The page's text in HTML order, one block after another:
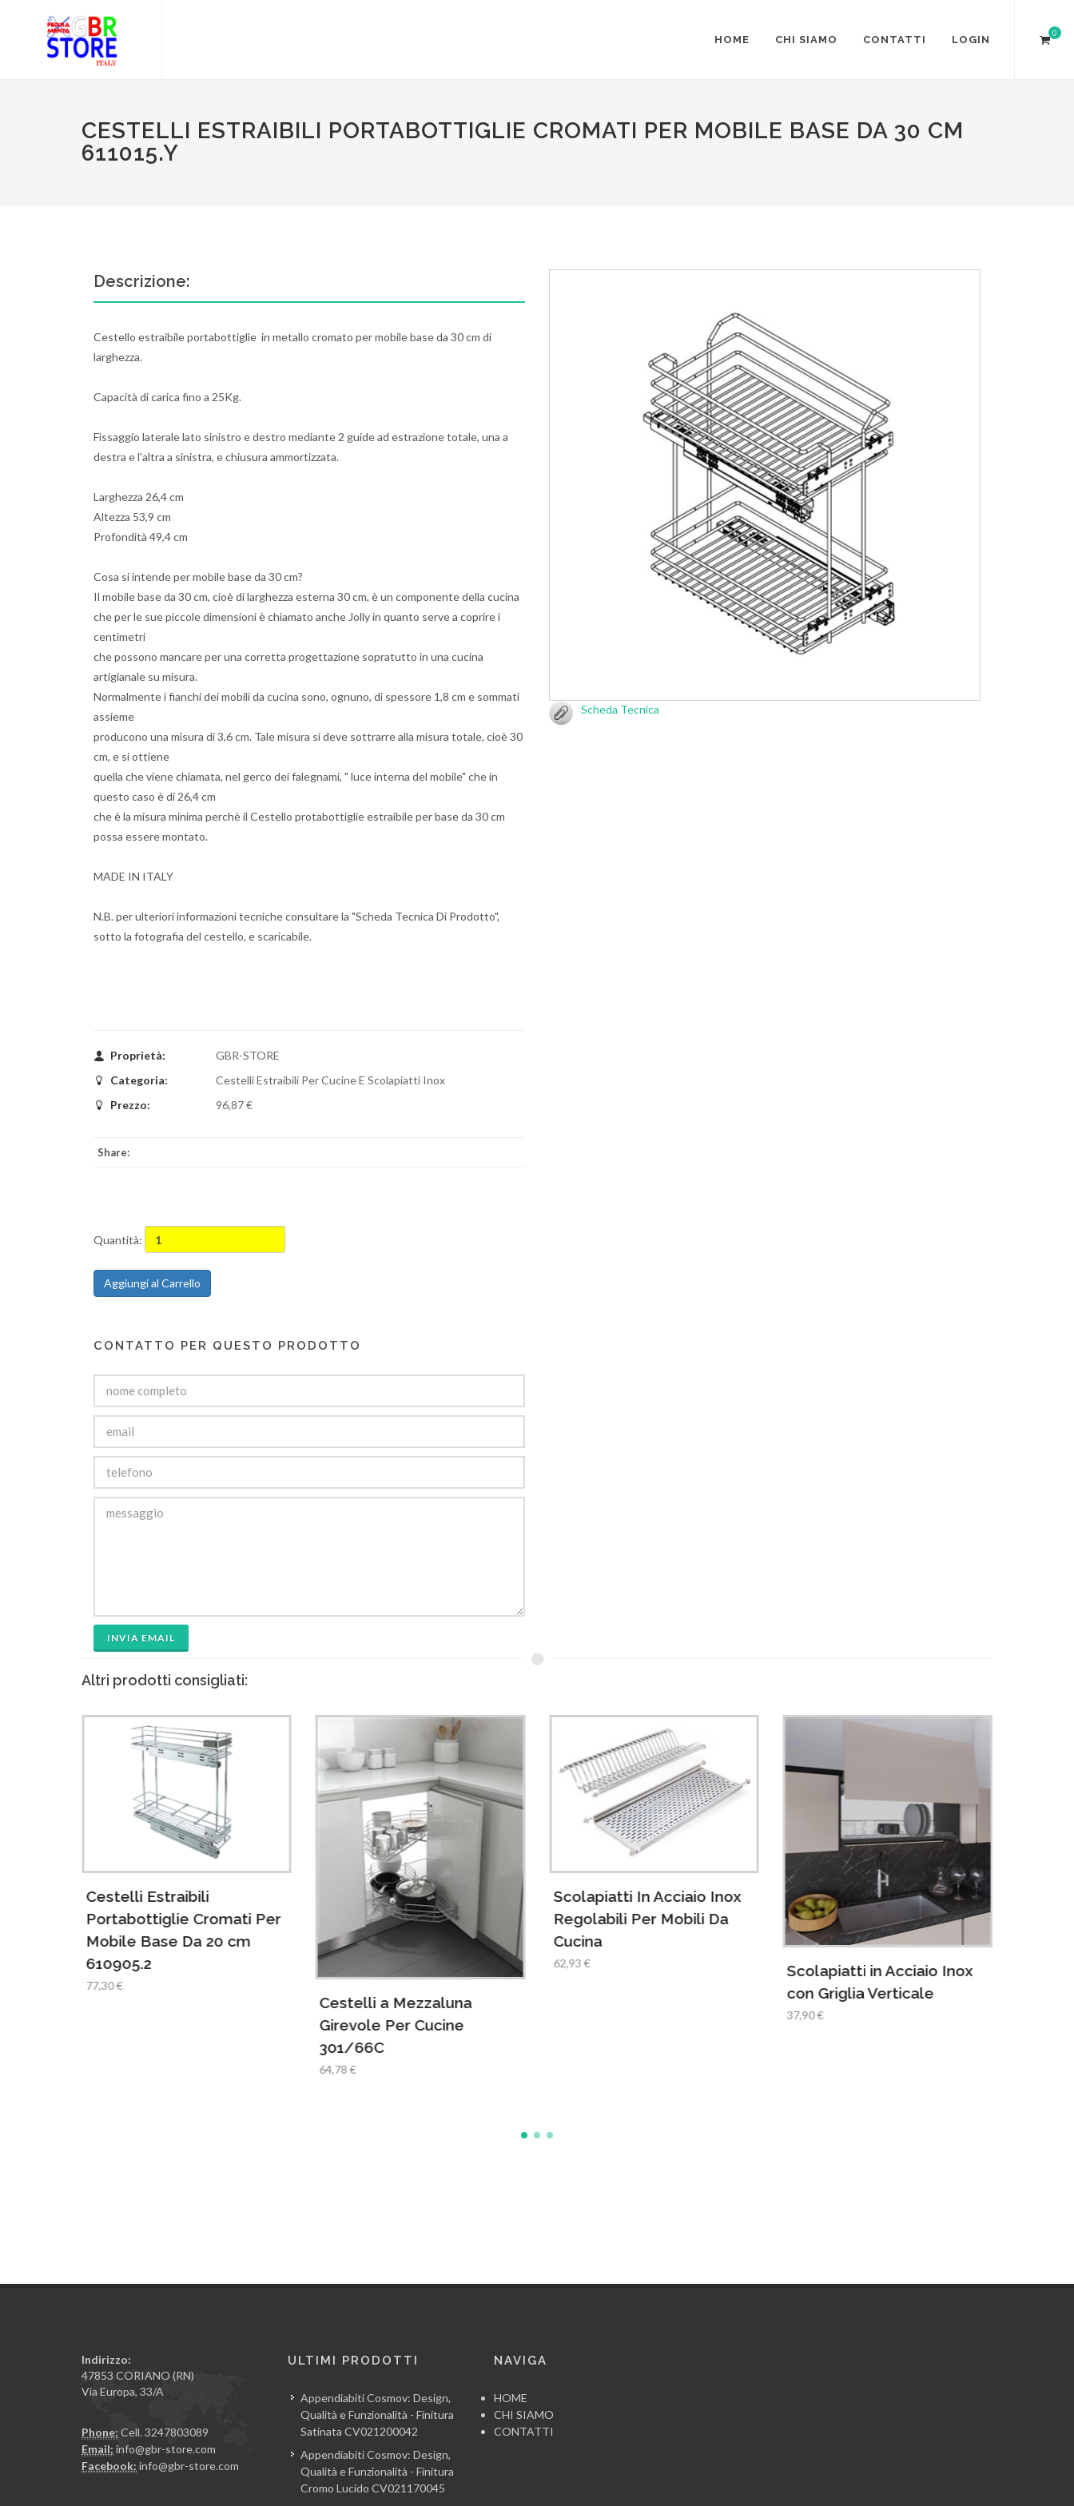
HOME CHI SIAMO CONTATTI LOGIN
0
CESTELLI ESTRAIBILI PORTABOTTIGLIE CROMATI PER MOBILE BASE DA 30 CM
611015.Y
Descrizione:
Cestello estraibile portabottiglie in metallo cromato per mobile base da 30 cm di
larghezza.
Capacità di carica fino a 25Kg.
Fissaggio laterale lato sinistro e destro mediante 2 guide ad estrazione totale, una a
destra e l'altra a sinistra, e chiusura ammortizzata.
Larghezza 26,4 cm
Altezza 53,9 cm
Profondità 49,4 cm
Cosa si intende per mobile base da 30 cm?
Il mobile base da 30 cm, cioè di larghezza esterna 30 cm, è un componente della cucina
che per le sue piccole dimensioni è chiamato anche Jolly in quanto serve a coprire i
centimetri
che possono mancare per una corretta progettazione sopratutto in una cucina
artigianale su misura.
Normalmente i fianchi dei mobili da cucina sono, ognuno, di spessore 1,8 cm e sommati
assieme
producono una misura di 3,6 cm. Tale misura si deve sottrarre alla misura totale, cioè 30
cm, e si ottiene
quella che viene chiamata, nel gerco dei falegnami, " luce interna del mobile" che in
questo caso è di 26,4 cm
che è la misura minima perchè il Cestello protabottiglie estraibile per base da 30 cm
possa essere montato.
MADE IN ITALY
N.B. per ulteriori informazioni tecniche consultare la "Scheda Tecnica Di Prodotto",
sotto la fotografia del cestello, e scaricabile.
Proprietà:
GBR-STORE
Categoria:
Cestelli Estraibili Per Cucine E Scolapiatti Inox
Prezzo:
96,87 €
Share:
Quantità:
Aggiungi al Carrello
CONTATTO PER QUESTO PRODOTTO
INVIA EMAIL
Scheda Tecnica
Altri prodotti consigliati:
Cestelli Estraibili
Portabottiglie Cromati Per
Mobile Base Da 20 cm
610905.2
77,30 €
Cestelli a Mezzaluna
Girevole Per Cucine
301/66C
64,78 €
Scolapiatti In Acciaio Inox
Regolabili Per Mobili Da
Cucina
62,93 €
Scolapiatti in Acciaio Inox
con Griglia Verticale
37,90 €
Indirizzo:
47853 CORIANO (RN)
Via Europa, 33/A
Phone: Cell. 3247803089
Email: info@gbr-store.com
Facebook: info@gbr-store.com
ULTIMI PRODOTTI
Appendiabiti Cosmov: Design,
Qualità e Funzionalità - Finitura
Satinata CV021200042
Appendiabiti Cosmov: Design,
Qualità e Funzionalità - Finitura
Cromo Lucido CV021170045
NAVIGA
HOME
CHI SIAMO
CONTATTI